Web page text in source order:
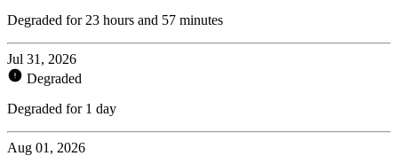
Degraded for 23 hours and 57 minutes
Jul 31, 2026
Degraded
Degraded for 1 day
Aug 01, 2026